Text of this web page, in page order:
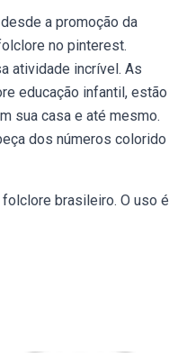
a promoção da
no pinterest.
atividade incrível. As
educação infantil, estão
sua casa e até mesmo.
dos números colorido
brasileiro. O uso é